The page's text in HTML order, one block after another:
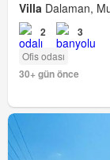
Villa Dalaman,
2 3
Ofis odası
30+ gün önce